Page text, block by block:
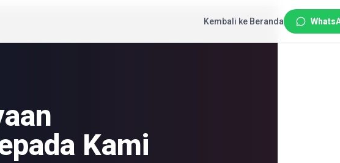
Kembali ke Beranda
Kami